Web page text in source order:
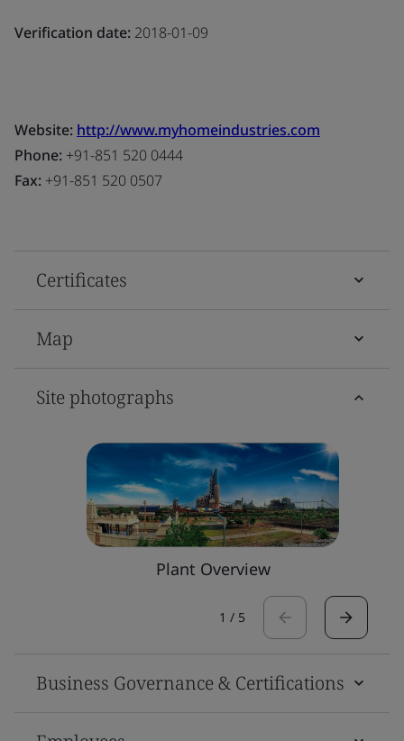
Verification date: 2018-01-09
Website: http://www.myhomeindustries.com
Phone: +91-851 520 0444
Fax: +91-851 520 0507
Certificates
Map
Site photographs
Plant Overview
1 / 5
Business Governance & Certifications